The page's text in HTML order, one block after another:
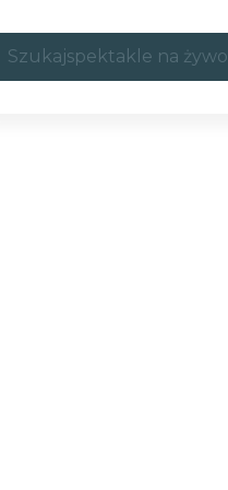
Szukajspektakle na żywo